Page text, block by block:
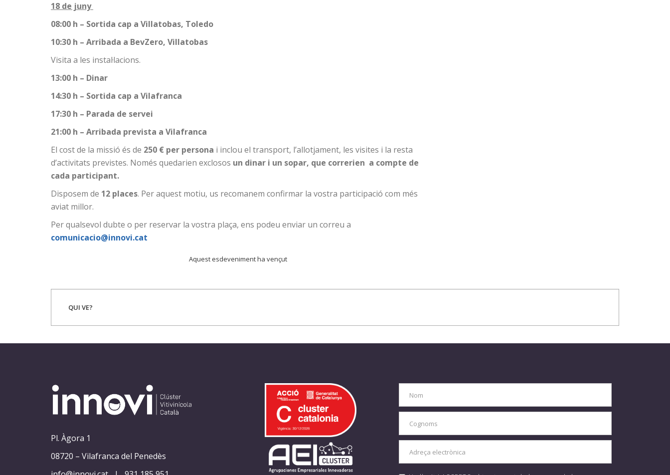
18 de juny
08:00 h – Sortida cap a Villatobas, Toledo
10:30 h – Arribada a BevZero, Villatobas
Visita a les instal·lacions.
13:00 h – Dinar
14:30 h – Sortida cap a Vilafranca
17:30 h – Parada de servei
21:00 h – Arribada prevista a Vilafranca
El cost de la missió és de 250 € per persona i inclou el transport, l’allotjament, les visites i la resta
d’activitats previstes. Només quedarien exclosos un dinar i un sopar, que correrien a compte de
cada participant.
Disposem de 12 places. Per aquest motiu, us recomanem confirmar la vostra participació com més
aviat millor.
Per qualsevol dubte o per reservar la vostra plaça, ens podeu enviar un correu a
comunicacio@innovi.cat
Aquest esdeveniment ha vençut
QUI VE?
Pl. Àgora 1
08720 – Vilafranca del Penedès